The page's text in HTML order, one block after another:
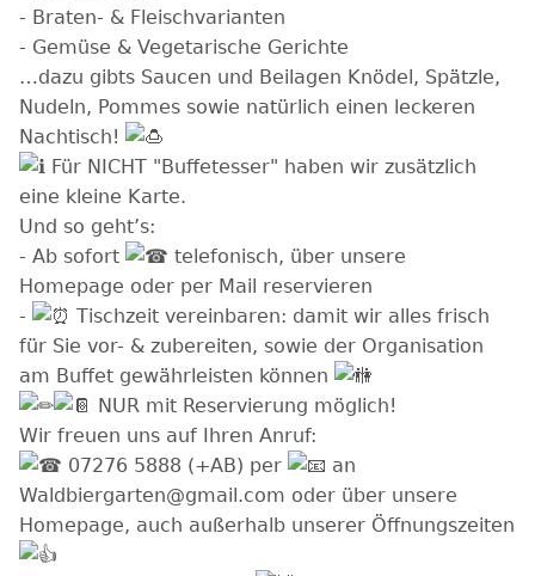
- Braten- & Fleischvarianten
- Gemüse & Vegetarische Gerichte
…dazu gibts Saucen und Beilagen Knödel, Spätzle,
Nudeln, Pommes sowie natürlich einen leckeren
Nachtisch!
Für NICHT "Buffetesser" haben wir zusätzlich
eine kleine Karte.
Und so geht’s:
- Ab sofort
telefonisch, über unsere
Homepage oder per Mail reservieren
-
Tischzeit vereinbaren: damit wir alles frisch
für Sie vor- & zubereiten, sowie der Organisation
am Buffet gewährleisten können
NUR mit Reservierung möglich!
Wir freuen uns auf Ihren Anruf:
07276 5888 (+AB) per
an
Waldbiergarten@gmail.com oder über unsere
Homepage, auch außerhalb unserer Öffnungszeiten